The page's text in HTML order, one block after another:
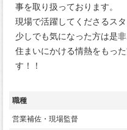
事を取り扱っております。
現場で活躍してくださるス
少しでも気になった方は是
住まいにかける情熱をもっ
す！！
職種
営業補佐・現場監督